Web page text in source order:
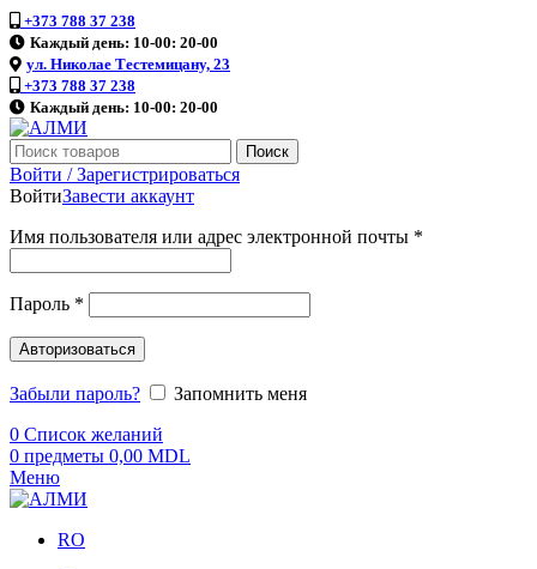
+373 788 37 238
Каждый день: 10-00: 20-00
ул. Николае Тестемицану, 23
+373 788 37 238
Каждый день: 10-00: 20-00
Поиск
Войти / Зарегистрироваться
ВойтиЗавести аккаунт
Имя пользователя или адрес электронной почты *
Пароль *
Авторизоваться
Забыли пароль?
Запомнить меня
0 Список желаний
0 предметы 0,00 MDL
Меню
RO